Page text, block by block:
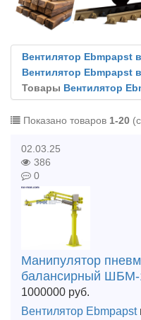
Вентилятор Ebmpapst
Вентилятор Ebmpapst
Товары Вентилятор
Показано товаров 1-20
02.03.25
386
0
Манипулятор
балансирный
1000000 руб.
Вентилятор Ebmpapst